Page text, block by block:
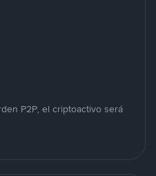
P2P, el criptoactivo será